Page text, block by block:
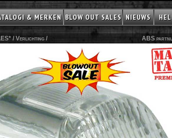
& MERKEN BLOW OUT SALES NIEUWS
/ Verlichting / ABS